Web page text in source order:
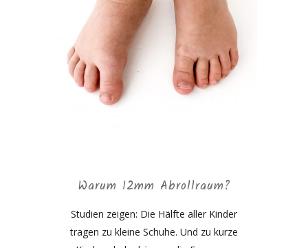
Warum 12mm Abrollraum?
Studien zeigen: Die Hälfte aller Kinder
tragen zu kleine Schuhe. Und zu kurze